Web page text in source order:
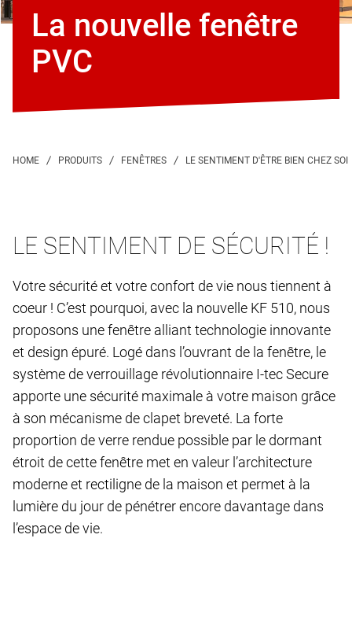
La nouvelle fenêtre
PVC
LE SENTIMENT DE SÉCURITÉ !
Votre sécurité et votre confort de vie nous tiennent à
coeur ! C’est pourquoi, avec la nouvelle KF 510, nous
proposons une fenêtre alliant technologie innovante
et design épuré. Logé dans l’ouvrant de la fenêtre, le
système de verrouillage révolutionnaire I-tec Secure
apporte une sécurité maximale à votre maison grâce
à son mécanisme de clapet breveté. La forte
proportion de verre rendue possible par le dormant
étroit de cette fenêtre met en valeur l’architecture
moderne et rectiligne de la maison et permet à la
lumière du jour de pénétrer encore davantage dans
l’espace de vie.